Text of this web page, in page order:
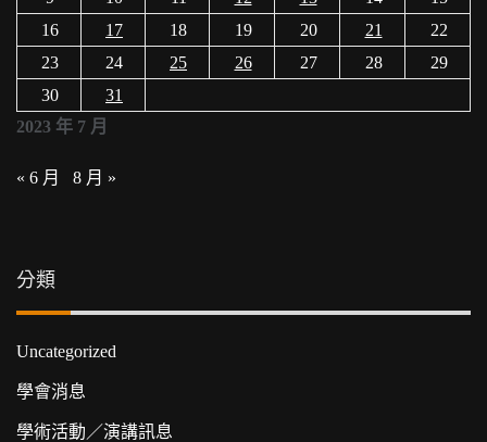
2023 年 7 月
16
17 18 19 20 21
22
23
24 25 26 27 28
29
30
31
« 6 月 8 月 »
分類
Uncategorized
學會消息
學術活動／演講訊息